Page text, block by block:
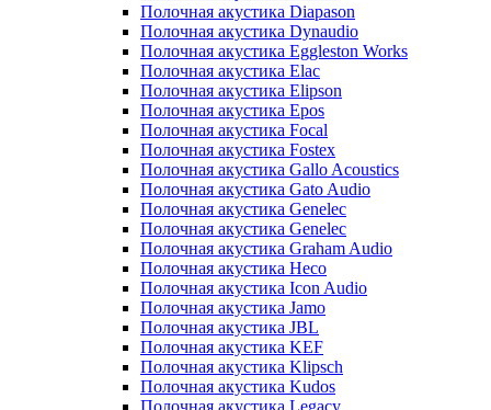
Полочная акустика Diapason
Полочная акустика Dynaudio
Полочная акустика Eggleston Works
Полочная акустика Elac
Полочная акустика Elipson
Полочная акустика Epos
Полочная акустика Focal
Полочная акустика Fostex
Полочная акустика Gallo Acoustics
Полочная акустика Gato Audio
Полочная акустика Genelec
Полочная акустика Genelec
Полочная акустика Graham Audio
Полочная акустика Heco
Полочная акустика Icon Audio
Полочная акустика Jamo
Полочная акустика JBL
Полочная акустика KEF
Полочная акустика Klipsch
Полочная акустика Kudos